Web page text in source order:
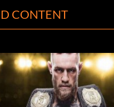
CONTENT